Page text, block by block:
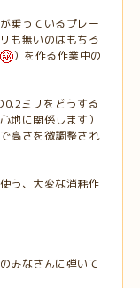
乗っているプレー
も無いのはもちろ
）を作る作業中の
0.2ミリをどうする
地に関係します）
高さを微調整され
う、大変な消耗作
みなさんに弾いて